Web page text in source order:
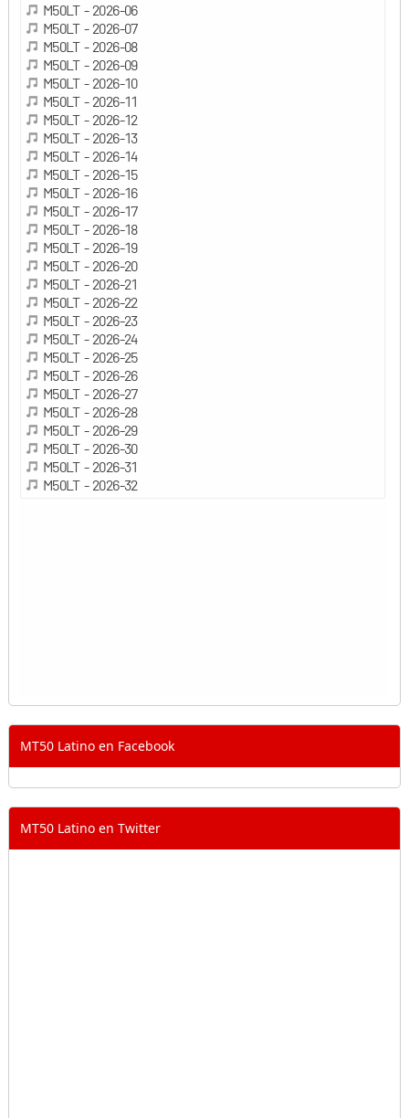
MT50 Latino en Facebook
MT50 Latino en Twitter